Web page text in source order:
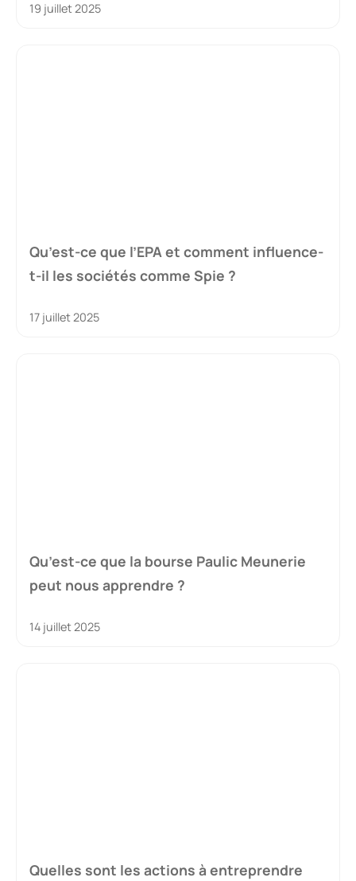
19 juillet 2025
Qu’est-ce que l’EPA et comment influence-
t-il les sociétés comme Spie ?
17 juillet 2025
Qu’est-ce que la bourse Paulic Meunerie
peut nous apprendre ?
14 juillet 2025
Quelles sont les actions à entreprendre